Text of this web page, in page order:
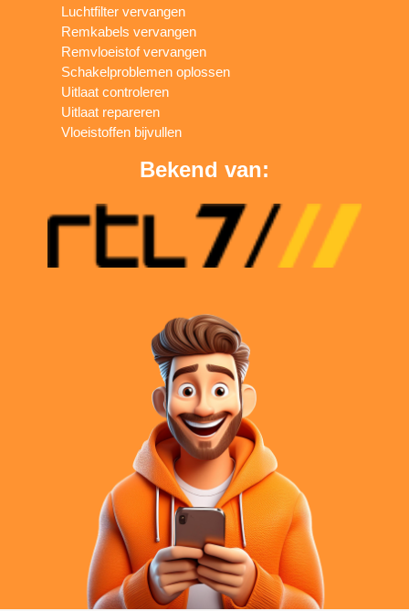
Luchtfilter vervangen
Remkabels vervangen
Remvloeistof vervangen
Schakelproblemen oplossen
Uitlaat controleren
Uitlaat repareren
Vloeistoffen bijvullen
Bekend van: